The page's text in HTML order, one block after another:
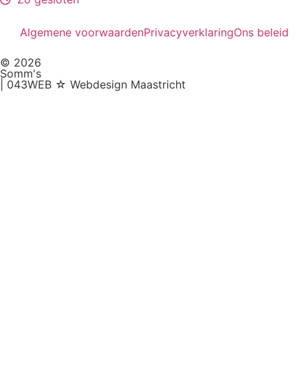
Algemene voorwaardenPrivacyverklaringOns beleid
© 2026
Somm's
| 043WEB ☆ Webdesign Maastricht